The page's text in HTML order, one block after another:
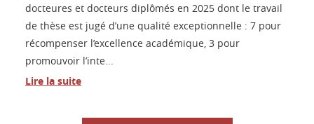
docteures et docteurs diplômés en 2025 dont le travail
de thèse est jugé d’une qualité exceptionnelle : 7 pour
récompenser l’excellence académique, 3 pour
promouvoir l’inte...
Lire la suite